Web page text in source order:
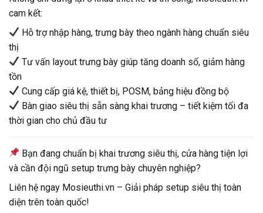
cam kết:
Hỗ trợ nhập hàng, trưng bày theo ngành hàng chuẩn siêu
thị
Tư vấn layout trưng bày giúp tăng doanh số, giảm hàng
tồn
Cung cấp giá kệ, thiết bị, POSM, bảng hiệu đồng bộ
Bàn giao siêu thị sẵn sàng khai trương – tiết kiệm tối đa
thời gian cho chủ đầu tư
Bạn đang chuẩn bị khai trương siêu thị, cửa hàng tiện lợi
và cần đội ngũ setup trưng bày chuyên nghiệp?
Liên hệ ngay Mosieuthi.vn – Giải pháp setup siêu thị toàn
diện trên toàn quốc!